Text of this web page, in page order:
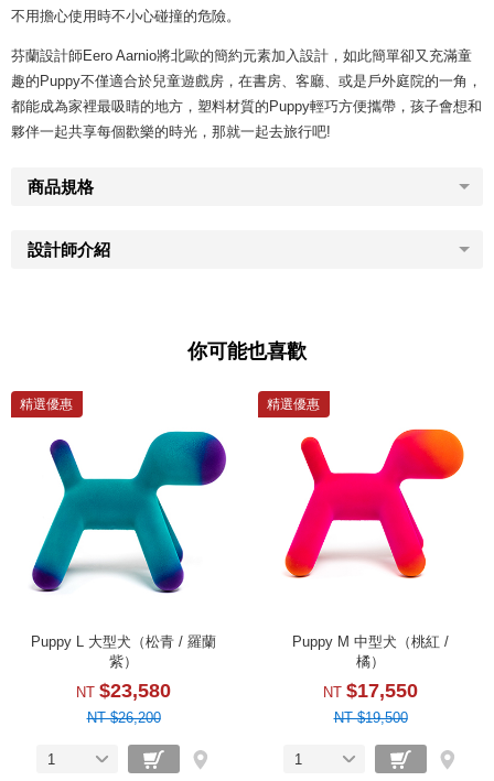
不用擔心使用時不小心碰撞的危險。
芬蘭設計師Eero Aarnio將北歐的簡約元素加入設計，如此簡單卻又充滿童
趣的Puppy不僅適合於兒童遊戲房，在書房、客廳、或是戶外庭院的一角，
都能成為家裡最吸睛的地方，塑料材質的Puppy輕巧方便攜帶，孩子會想和
夥伴一起共享每個歡樂的時光，那就一起去旅行吧!
商品規格
設計師介紹
你可能也喜歡
精選優惠
Puppy L 大型犬（松青 / 羅蘭
紫）
NT $23,580
NT $26,200
1
精選優惠
Puppy M 中型犬（桃紅 /
橘）
NT $17,550
NT $19,500
1